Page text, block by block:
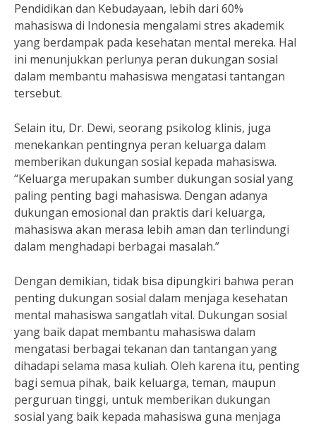
Pendidikan dan Kebudayaan, lebih dari 60%
mahasiswa di Indonesia mengalami stres akademik
yang berdampak pada kesehatan mental mereka. Hal
ini menunjukkan perlunya peran dukungan sosial
dalam membantu mahasiswa mengatasi tantangan
tersebut.
Selain itu, Dr. Dewi, seorang psikolog klinis, juga
menekankan pentingnya peran keluarga dalam
memberikan dukungan sosial kepada mahasiswa.
“Keluarga merupakan sumber dukungan sosial yang
paling penting bagi mahasiswa. Dengan adanya
dukungan emosional dan praktis dari keluarga,
mahasiswa akan merasa lebih aman dan terlindungi
dalam menghadapi berbagai masalah.”
Dengan demikian, tidak bisa dipungkiri bahwa peran
penting dukungan sosial dalam menjaga kesehatan
mental mahasiswa sangatlah vital. Dukungan sosial
yang baik dapat membantu mahasiswa dalam
mengatasi berbagai tekanan dan tantangan yang
dihadapi selama masa kuliah. Oleh karena itu, penting
bagi semua pihak, baik keluarga, teman, maupun
perguruan tinggi, untuk memberikan dukungan
sosial yang baik kepada mahasiswa guna menjaga